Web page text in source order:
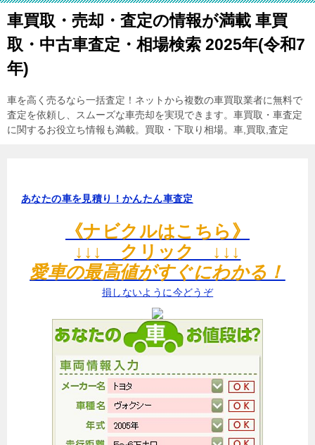
車買取・売却・査定の情報が満載 車買
取・中古車査定・相場検索 2025年(令和7
年)
車を高く売るなら一括査定！ネットから複数の車買取業者に無料で
査定を依頼し、スムーズな車売却を実現できます。車買取・車査定
に関するお役立ち情報も満載。買取・下取り相場。車,買取,査定
あなたの車を見積り！かんたん車査定
《ナビクルはこちら》
↓↓↓ クリック ↓↓↓
愛車の最高値がすぐにわかる！
損しないように今どうぞ